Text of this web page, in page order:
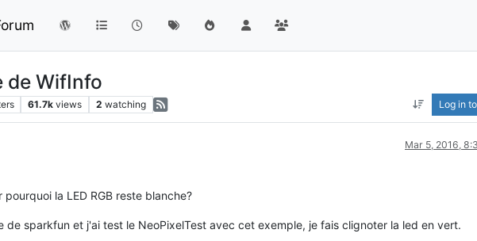
de WifInfo
61.7k views 2 watching Log in
Mar 5, 2016,
la LED RGB reste blanche?
de sparkfun et j'ai test le NeoPixelTest avec cet exemple, je fais clignoter la led en vert.